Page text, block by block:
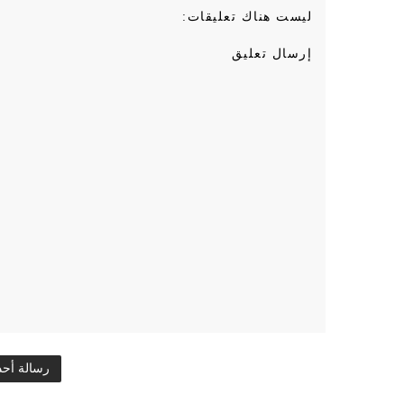
ليست هناك تعليقات:
إرسال تعليق
رسالة